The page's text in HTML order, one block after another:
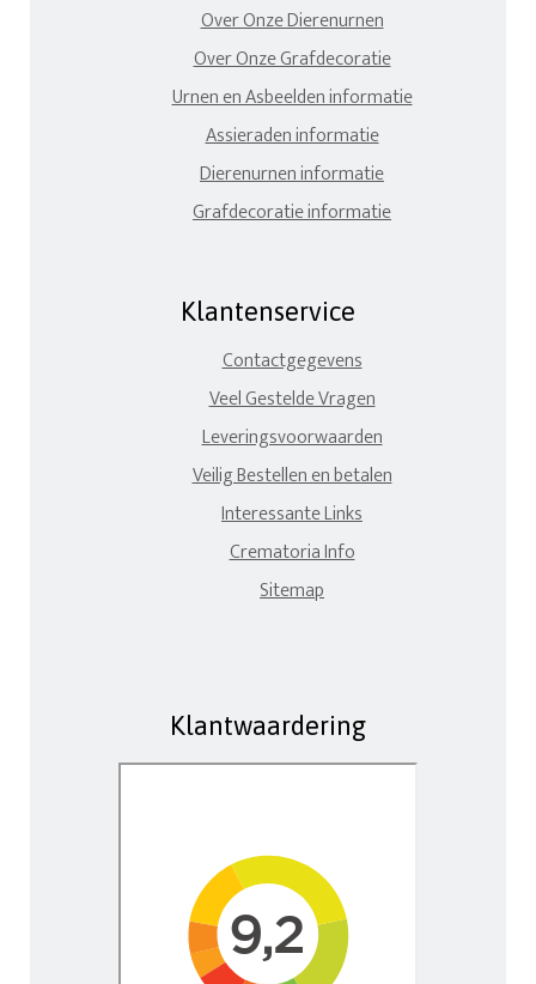
Over Onze Dierenurnen
Over Onze Grafdecoratie
Urnen en Asbeelden informatie
Assieraden informatie
Dierenurnen informatie
Grafdecoratie informatie
Klantenservice
Contactgegevens
Veel Gestelde Vragen
Leveringsvoorwaarden
Veilig Bestellen en betalen
Interessante Links
Crematoria Info
Sitemap
Klantwaardering